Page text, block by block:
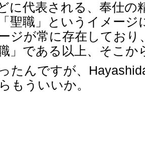
に代表される、奉仕
聖職」というイメージ
ジが常に存在してお
」である以上、そこか
たんですが、
もういいか。